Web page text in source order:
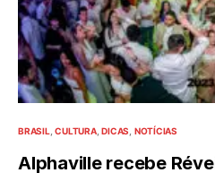
BRASIL CULTURA DICAS NOTÍCIAS
Alphaville recebe